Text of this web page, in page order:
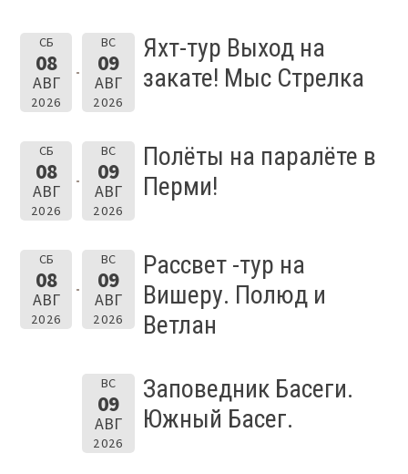
СБ
08
АВГ
2026
ВС
09
АВГ
2026
Яхт-тур Выход на
закате! Мыс Стрелка
СБ
08
АВГ
2026
ВС
09
АВГ
2026
Полёты на паралёте в
Перми!
СБ
08
АВГ
2026
ВС
09
АВГ
2026
Рассвет -тур на
Вишеру. Полюд и
Ветлан
ВС
09
АВГ
2026
Заповедник Басеги.
Южный Басег.